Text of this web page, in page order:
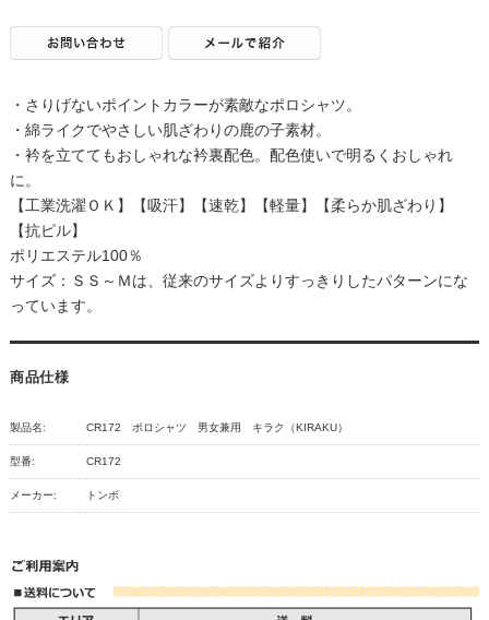
・さりげないポイントカラーが素敵なポロシャツ。
・綿ライクでやさしい肌ざわりの鹿の子素材。
・衿を立ててもおしゃれな衿裏配色。配色使いで明るくおしゃれ
に。
【工業洗濯ＯＫ】【吸汗】【速乾】【軽量】【柔らか肌ざわり】
【抗ピル】
ポリエステル100％
サイズ：ＳＳ～Ｍは、従来のサイズよりすっきりしたパターンにな
っています。
商品仕様
製品名: CR172 ポロシャツ 男女兼用 キラク（KIRAKU）
型番: CR172
メーカー: トンボ